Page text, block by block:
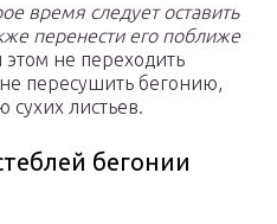
время следует оставить
перенести его поближе
этом не переходить
пересушить бегонию,
сухих листьев.
бегонии